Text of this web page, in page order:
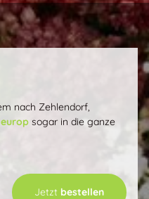
nach Zehlendorf,
sogar in die ganze
Jetzt bestellen